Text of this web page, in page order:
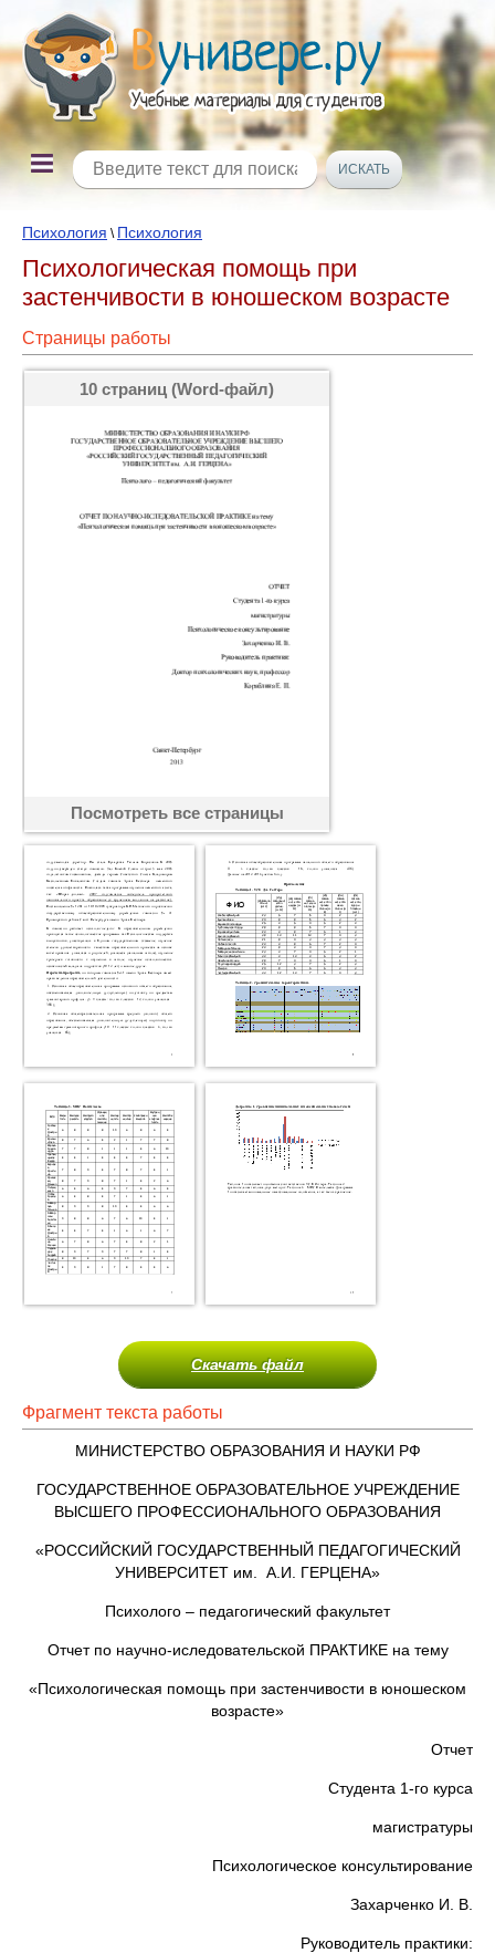
Психология \ Психология
Психологическая помощь при
застенчивости в юношеском возрасте
Страницы работы
10 страниц (Word-файл)
Посмотреть все страницы
Скачать файл
Фрагмент текста работы
МИНИСТЕРСТВО ОБРАЗОВАНИЯ И НАУКИ РФ
ГОСУДАРСТВЕННОЕ ОБРАЗОВАТЕЛЬНОЕ УЧРЕЖДЕНИЕ
ВЫСШЕГО ПРОФЕССИОНАЛЬНОГО ОБРАЗОВАНИЯ
«РОССИЙСКИЙ ГОСУДАРСТВЕННЫЙ ПЕДАГОГИЧЕСКИЙ
УНИВЕРСИТЕТ им. А.И. ГЕРЦЕНА»
Психолого – педагогический факультет
Отчет по научно-иследовательской ПРАКТИКЕ на тему
«Психологическая помощь при застенчивости в юношеском
возрасте»
Отчет
Студента 1-го курса
магистратуры
Психологическое консультирование
Захарченко И. В.
Руководитель практики: